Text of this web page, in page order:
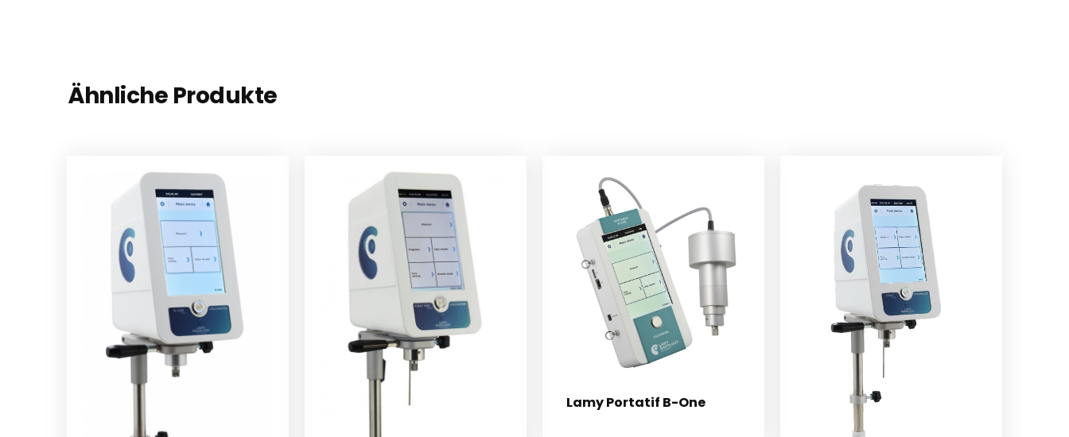
Ähnliche Produkte
Lamy Portatif B-One